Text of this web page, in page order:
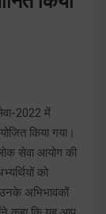
2022 में
किया गया।
सेवा आयोग की
को
अभिभावकों